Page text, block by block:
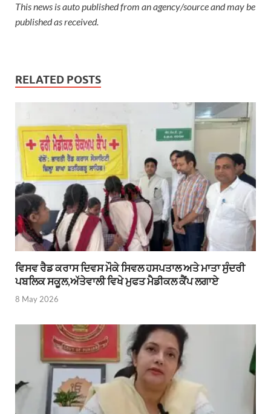
This news is auto published from an agency/source and may be
published as received.
RELATED POSTS
ਵਿਸਵ ਰੈਡ ਕਰਾਸ ਦਿਵਸ ਮੌਕੇ ਸਿਵਲ ਹਸਪਤਾਲ ਅਤੇ ਮਾਤਾ ਸੁੰਦਰੀ
ਪਬਲਿਕ ਸਕੂਲ,ਅੱਤੇਵਾਲੀ ਵਿਖੇ ਮੁਫਤ ਮੈਡੀਕਲ ਕੈਂਪ ਲਗਾਏ
8 May 2026